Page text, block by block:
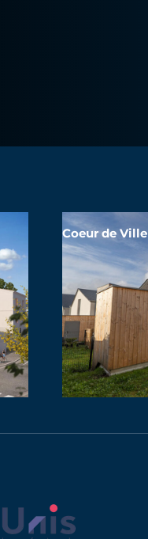
Coeur de Ville